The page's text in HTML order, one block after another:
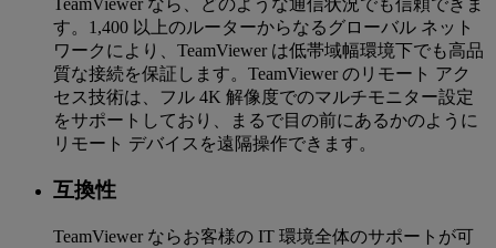
す。1,400 以上のルーターからなるグローバル ネット
ワークにより、TeamViewer は低帯域幅環境下でも高品
質な接続を保証します。TeamViewer のリモート アク
セス技術は、フル 4K 解像度でのマルチモニター設定
をサポートしており、まるで目の前にあるかのように
リモート デバイスを遠隔操作できます。
互換性
TeamViewer ならお客様の IT 環境全体のサポートが可